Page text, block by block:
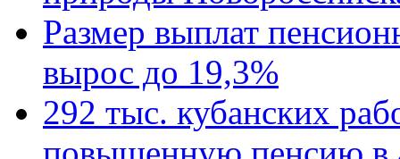
Размер выплат
вырос до 19,3%
292 тыс. кубанских